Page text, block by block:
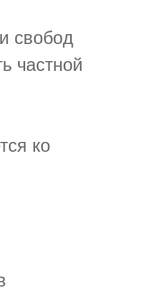
свобод
частной
ко